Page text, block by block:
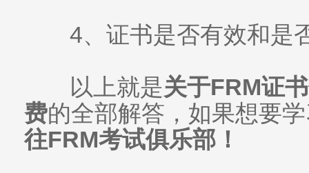
4、证书是否有效和是
以上就是关于FRM证
费的全部解答，如果想要
往FRM考试俱乐部！